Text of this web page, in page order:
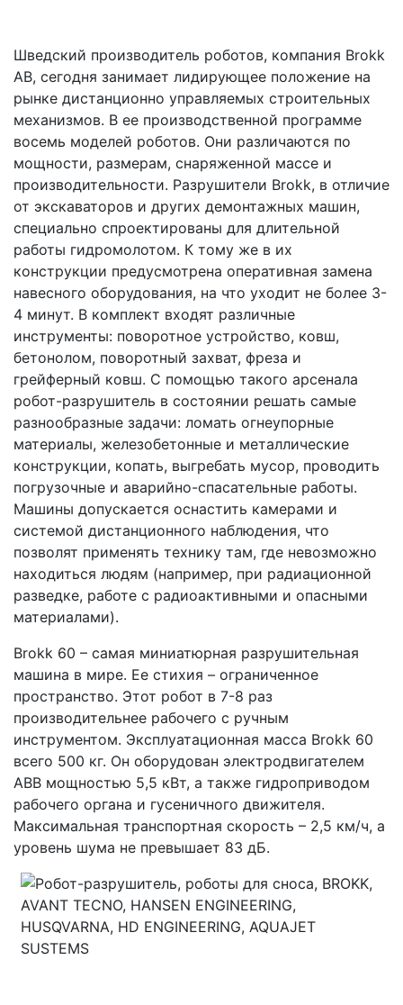
Шведский производитель роботов, компания Brokk
AB, сегодня занимает лидирующее положение на
рынке дистанционно управляемых строительных
механизмов. В ее производственной программе
восемь моделей роботов. Они различаются по
мощности, размерам, снаряженной массе и
производительности. Разрушители Brokk, в отличие
от экскаваторов и других демонтажных машин,
специально спроектированы для длительной
работы гидромолотом. К тому же в их
конструкции предусмотрена оперативная замена
навесного оборудования, на что уходит не более 3-
4 минут. В комплект входят различные
инструменты: поворотное устройство, ковш,
бетонолом, поворотный захват, фреза и
грейферный ковш. С помощью такого арсенала
робот-разрушитель в состоянии решать самые
разнообразные задачи: ломать огнеупорные
материалы, железобетонные и металлические
конструкции, копать, выгребать мусор, проводить
погрузочные и аварийно-спасательные работы.
Машины допускается оснастить камерами и
системой дистанционного наблюдения, что
позволят применять технику там, где невозможно
находиться людям (например, при радиационной
разведке, работе с радиоактивными и опасными
материалами).
Brokk 60 – самая миниатюрная разрушительная
машина в мире. Ее стихия – ограниченное
пространство. Этот робот в 7-8 раз
производительнее рабочего с ручным
инструментом. Эксплуатационная масса Brokk 60
всего 500 кг. Он оборудован электродвигателем
АВВ мощностью 5,5 кВт, а также гидроприводом
рабочего органа и гусеничного движителя.
Максимальная транспортная скорость – 2,5 км/ч, а
уровень шума не превышает 83 дБ.